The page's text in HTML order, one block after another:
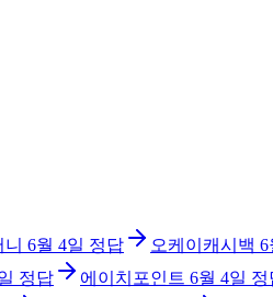
6월 4일 정답 오케이캐시백 6
정답 에이치포인트 6월 4일 정